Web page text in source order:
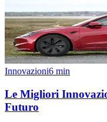
Innovazioni6 min
Le Migliori
Futuro